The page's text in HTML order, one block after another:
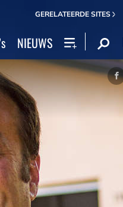
GERELATEERDE SITES
NIEUWS